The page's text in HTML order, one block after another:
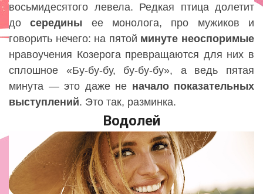
восьмидесятого левела. Редкая птица долетит
досередины ее монолога, про мужиков и
говорить нечего: на пятой минуте неоспоримые
нравоучения Козерога превращаются для них в
сплошное «Бу-бу-бу, бу-бу-бу», а ведь пятая
минута — это даже не начало показательных
выступлений. Это так, разминка.
Водолей